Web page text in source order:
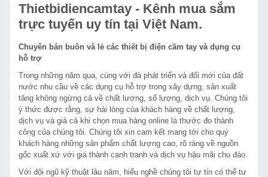
Thietbidiencamtay - Kênh mua sắm
trực tuyến uy tín tại Việt Nam.
Chuyên bán buôn và lẻ các thiết bị điện cầm tay và dụng cụ
hỗ trợ
Trong những năm qua, cùng với đà phát triển và đổi mới của đất
nước nhu cầu về các dụng cụ hỗ trợ trong xây dựng, sản xuất
tăng không ngừng cả về chất lượng, số lượng, dịch vụ. Chúng tôi
ý thức được rằng, sự hài lòng của khách hàng về chất lượng,
dịch vụ và giá cả khi chọn mua hàng online là thước đo thành
công của chúng tôi. Chúng tôi xin cam kết mang tới cho quý
khách hàng những sản phẩm chất lượng cao, rõ ràng về nguồn
gốc xuất xứ với giá thành cạnh tranh và dịch vụ hậu mãi chu đáo.
Với đội ngũ kỹ thuật lâu năm, hiểu nghề chúng tôi tự tin có thể tư